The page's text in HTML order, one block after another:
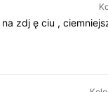
na zdjęciu ,